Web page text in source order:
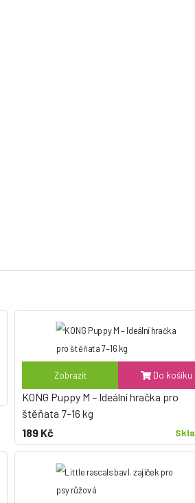
Zobrazit Do košíku
KONG Puppy M – Ideální hračka pro
štěňata 7–16 kg
189 Kč